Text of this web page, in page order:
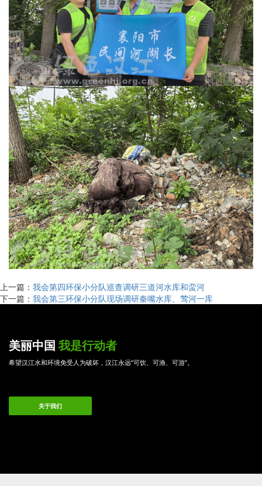
上一篇： 我会第四环保小分队巡查调研三道河水库和蛮河
下一篇： 我会第三环保小分队现场调研秦嘴水库、莺河一库
美丽中国 我是行动者
希望汉江水和环境免受人为破坏，汉江永远“可饮、可渔、可游”。
关于我们